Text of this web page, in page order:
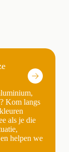
Kom langs
als je die
helpen we